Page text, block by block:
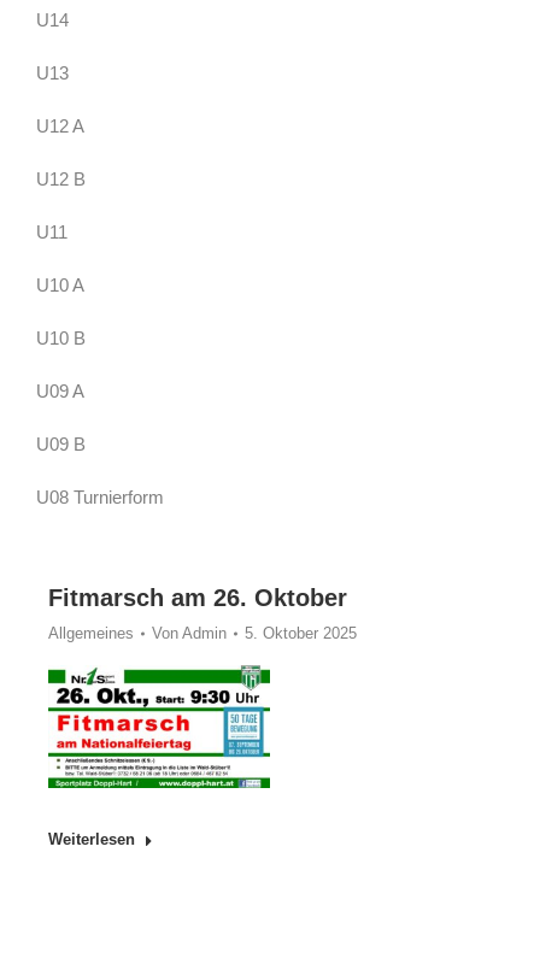
Fitmarsch am 26. Oktober
Allgemeines Von Admin 5. Oktober 2025
Weiterlesen
U14
U13
U12 A
U12 B
U11
U10 A
U10 B
U09 A
U09 B
U08 Turnierform